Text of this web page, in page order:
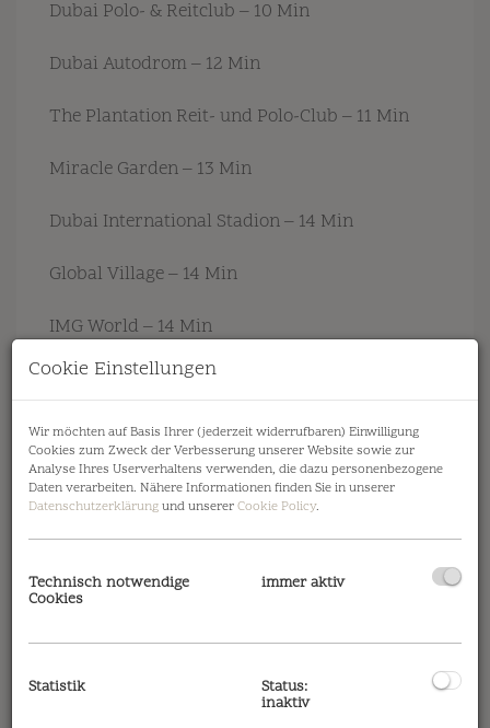
Dubai Polo- & Reitclub – 10 Min
Dubai Autodrom – 12 Min
The Plantation Reit- und Polo-Club – 11 Min
Miracle Garden – 13 Min
Dubai International Stadion – 14 Min
Global Village – 14 Min
IMG World – 14 Min
Hamdan Sportkomplex – 15 Min
Einkaufszentren
First Avenue Mall – 11 Min
City Centre Me’aisem – 14 Min
Mall of the Emirates – 24 Min
Schulen
Jebel Ali Schule – 5 Min
Cookie Einstellungen
Wir möchten auf Basis Ihrer (jederzeit widerrufbaren) Einwilligung
Cookies zum Zweck der Verbesserung unserer Website sowie zur
Analyse Ihres Userverhaltens verwenden, die dazu personenbezogene
Daten verarbeiten. Nähere Informationen finden Sie in unserer
Datenschutzerklärungund unsererCookie Policy.
Technisch notwendige
Cookies
immer aktiv
Statistik Status:
inaktiv